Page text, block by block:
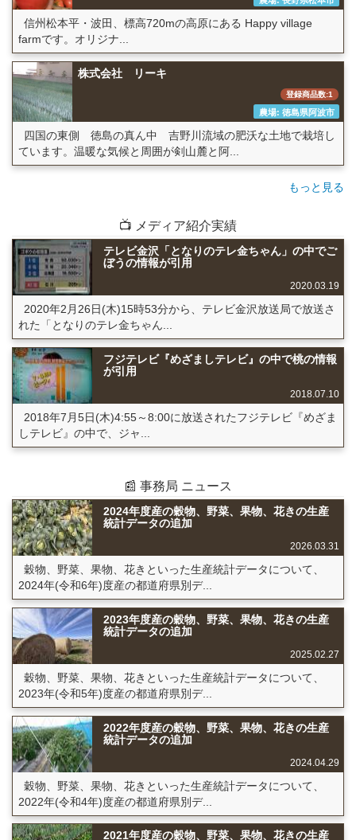
信州松本平・波田、標高720mの高原にある Happy village
farmです。オリジナ...
株式会社 リーキ
登録商品数:1
農場: 徳島県阿波市
四国の東側 徳島の真ん中 吉野川流域の肥沃な土地で栽培し
ています。温暖な気候と周囲が剣山麓と阿...
もっと見る
📺 メディア紹介実績
テレビ金沢「となりのテレ金ちゃん」の中でご
ぼうの情報が引用
2020.03.19
2020年2月26日(木)15時53分から、テレビ金沢放送局で放送さ
れた「となりのテレ金ちゃん...
フジテレビ『めざましテレビ』の中で桃の情報
が引用
2018.07.10
2018年7月5日(木)4:55～8:00に放送されたフジテレビ『めざま
しテレビ』の中で、ジャ...
📰 事務局 ニュース
2024年度産の穀物、野菜、果物、花きの生産
統計データの追加
2026.03.31
穀物、野菜、果物、花きといった生産統計データについて、
2024年(令和6年)度産の都道府県別デ...
2023年度産の穀物、野菜、果物、花きの生産
統計データの追加
2025.02.27
穀物、野菜、果物、花きといった生産統計データについて、
2023年(令和5年)度産の都道府県別デ...
2022年度産の穀物、野菜、果物、花きの生産
統計データの追加
2024.04.29
穀物、野菜、果物、花きといった生産統計データについて、
2022年(令和4年)度産の都道府県別デ...
2021年度産の穀物、野菜、果物、花きの生産